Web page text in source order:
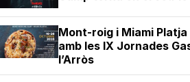
Mont-roig i Miami
amb les IX Jornades
l’Arròs